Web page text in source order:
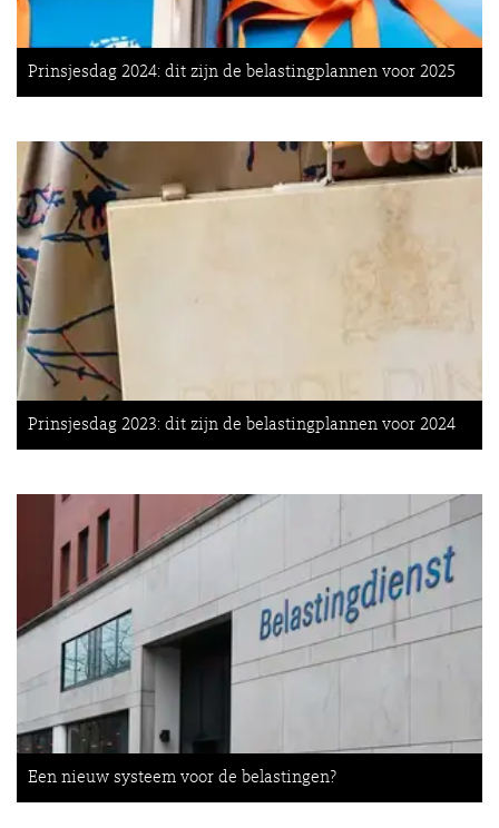
Prinsjesdag 2024: dit zijn de belastingplannen voor 2025
Prinsjesdag 2023: dit zijn de belastingplannen voor 2024
Een nieuw systeem voor de belastingen?